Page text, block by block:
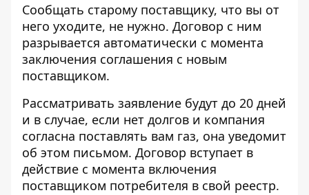
Сообщать старому поставщику, что вы от
него уходите, не нужно. Договор с ним
разрывается автоматически с момента
заключения соглашения с новым
поставщиком.
Рассматривать заявление будут до 20 дней
и в случае, если нет долгов и компания
согласна поставлять вам газ, она уведомит
об этом письмом. Договор вступает в
действие с момента включения
поставщиком потребителя в свой реестр.